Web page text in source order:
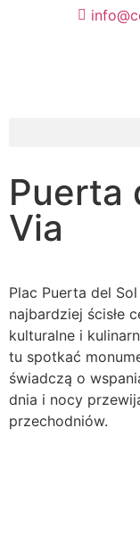
Puerta
Via
Plac Puerta del
najbardziej ścisłe
kulturalne i
tu spotkać
świadczą o
dnia i nocy
przechodniów.